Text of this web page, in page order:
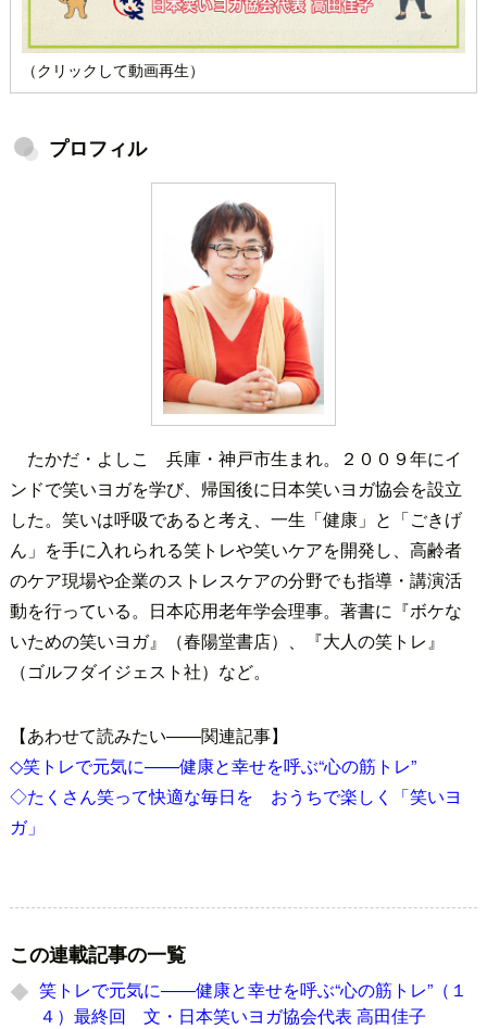
（クリックして動画再生）
プロフィル
たかだ・よしこ 兵庫・神戸市生まれ。２００９年にイ
ンドで笑いヨガを学び、帰国後に日本笑いヨガ協会を設立
した。笑いは呼吸であると考え、一生「健康」と「ごきげ
ん」を手に入れられる笑トレや笑いケアを開発し、高齢者
のケア現場や企業のストレスケアの分野でも指導・講演活
動を行っている。日本応用老年学会理事。著書に『ボケな
いための笑いヨガ』（春陽堂書店）、『大人の笑トレ』
（ゴルフダイジェスト社）など。
【あわせて読みたい――関連記事】
◇笑トレで元気に――健康と幸せを呼ぶ“心の筋トレ”
◇たくさん笑って快適な毎日を おうちで楽しく「笑いヨ
ガ」
この連載記事の一覧
笑トレで元気に――健康と幸せを呼ぶ“心の筋トレ”（１
４）最終回 文・日本笑いヨガ協会代表 高田佳子